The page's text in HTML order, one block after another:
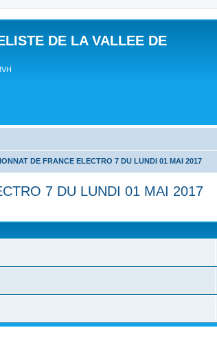
DE LA VALLEE DE
DE FRANCE ELECTRO 7 DU LUNDI 01 MAI 2017
7 DU LUNDI 01 MAI 2017